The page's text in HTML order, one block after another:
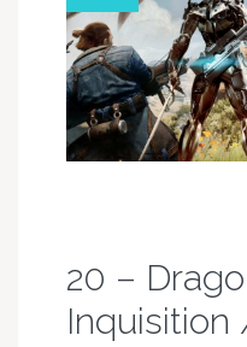
20 –
Inquisition